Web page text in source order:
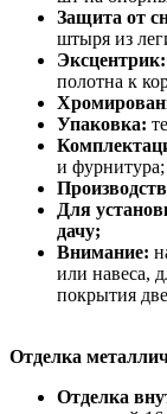
Защита от
штыря из
Эксцентрик:
полотна к
Упаковка:
и фурнитура;
Для
дачу;
Внимание:
или навеса,
покрытия
Отделка
Отделка